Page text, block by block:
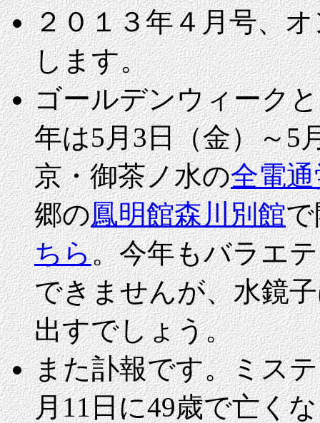
２０１３年４月号、
します。
ゴールデンウィーク
年は5月3日（金）～5
京・御茶ノ水の全電
郷の鳳明館森川別館
ちら。今年もバラエ
できませんが、水鏡
出すでしょう。
また訃報です。ミス
月11日に49歳で亡く